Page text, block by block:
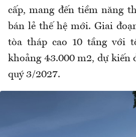
cấp, mang đến tiềm năng
bán lẻ thế hệ mới. Giai
tòa tháp cao 10 tầng với
khoảng 43.000 m2, dự kiến
quý 3/2027.